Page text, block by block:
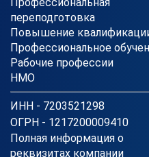
переподготовка
Повышение
Профессиональное
Рабочие профессии
НМО
ИНН - 7203521298
ОГРН - 1217200009410
Полная информация о
реквизитах компании